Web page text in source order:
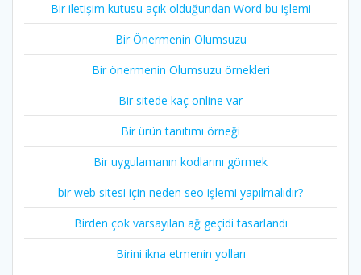
Bir iletişim kutusu açık olduğundan Word bu işlemi
Bir Önermenin Olumsuzu
Bir önermenin Olumsuzu örnekleri
Bir sitede kaç online var
Bir ürün tanıtımı örneği
Bir uygulamanın kodlarını görmek
bir web sitesi için neden seo işlemi yapılmalıdır?
Birden çok varsayılan ağ geçidi tasarlandı
Birini ikna etmenin yolları